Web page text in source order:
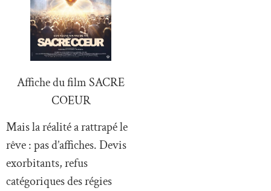
Affiche du film SACRE
COEUR
Mais la réalité a rattrapé le
rêve : pas d’affiches. Devis
exorbitants, refus
catégoriques des régies